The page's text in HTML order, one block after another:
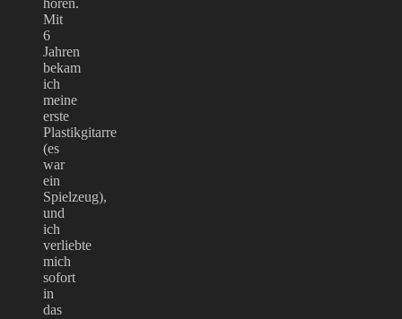
hören.
Mit
6
Jahren
bekam
ich
meine
erste
Plastikgitarre
(es
war
ein
Spielzeug),
und
ich
verliebte
mich
sofort
in
das